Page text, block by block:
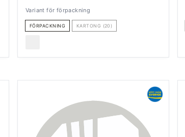
Variant för förpackning
FÖRPACKNING KARTONG (20)